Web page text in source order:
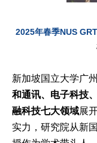
2025年春季NUS
新加坡国立大学广
和通讯、电子科技
融科技七大领域展
实力，研究院从新